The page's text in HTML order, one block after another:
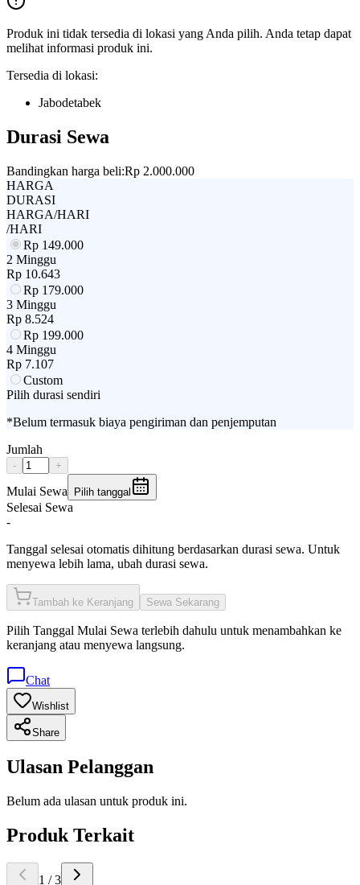
Produk ini tidak tersedia di lokasi yang Anda pilih. Anda tetap dapat
melihat informasi produk ini.
Tersedia di lokasi:
Jabodetabek
Durasi Sewa
Bandingkan harga beli:Rp 2.000.000
HARGA
DURASI
HARGA/HARI
/HARI
Rp 149.000
2 Minggu
Rp 10.643
Rp 179.000
3 Minggu
Rp 8.524
Rp 199.000
4 Minggu
Rp 7.107
Custom
Pilih durasi sendiri
*Belum termasuk biaya pengiriman dan penjemputan
Jumlah
- +
Mulai Sewa Pilih tanggal
Selesai Sewa
-
Tanggal selesai otomatis dihitung berdasarkan durasi sewa. Untuk
menyewa lebih lama, ubah durasi sewa.
Tambah ke Keranjang Sewa Sekarang
Pilih Tanggal Mulai Sewa terlebih dahulu untuk menambahkan ke
keranjang atau menyewa langsung.
Chat
Wishlist
Share
Ulasan Pelanggan
Belum ada ulasan untuk produk ini.
Produk Terkait
1 /3